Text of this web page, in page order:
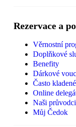
Rezervace a
Věrnostní
Doplňkové
Benefity
Dárkové
Často
Online
Naši průvodci
Můj Čedok